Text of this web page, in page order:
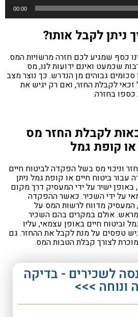
לקבל אותו?
שמגיע לכם חזרה מרשויות המס.
ואינם ידועות לנו, מס
גבוהים מן הנדרש. כך נוצר מצב
לקבלת החזר, ואם רק יגיש את
בחזרה.
לקבלת החזר מס
קופת גמל
מס בשל הפקדה לביטוח חיים
ביטוח חיים או קופת גמל ניתן
ישיר על ידי המעסיק דרך מקום
ידי השכיר. כאשר ההפקדה
מדווח לרשות המס על
אולם במקרים בהם השכיר
חיים באופן עצמאי, עליו
על מנת לקבל את ההחזר. גם
לצורך קבלת הטבות המס.
לשכירים - בדיקה
>>>